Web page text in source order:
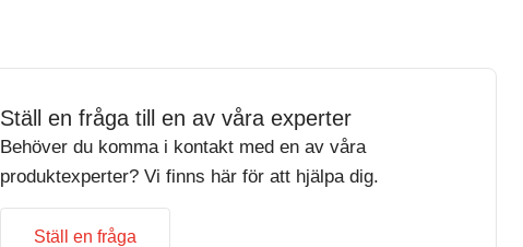
Ställ en fråga till en av våra experter
Behöver du komma i kontakt med en av våra
produktexperter? Vi finns här för att hjälpa dig.
Ställ en fråga